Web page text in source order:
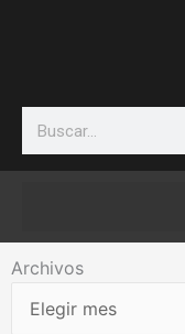
Search
Archivos
Archivos